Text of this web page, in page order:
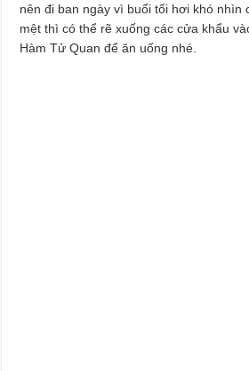
nên đi ban ngày vì buổi tối hơi khó nhìn
mệt thì có thể rẽ xuống các cửa khẩu
Hàm Tử Quan để ăn uống nhé.